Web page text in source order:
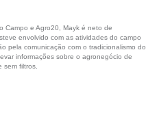
Campo e Agro20, Mayk é neto de
envolvido com as atividades do campo
pela comunicação com o tradicionalismo do
informações sobre o agronegócio de
sem filtros.